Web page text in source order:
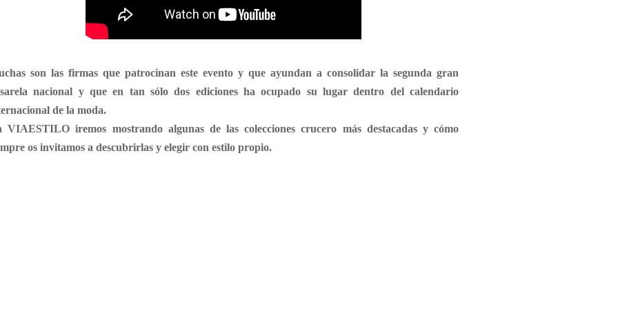
son las firmas que patrocinan este evento y que ayundan a consolidar la segunda gran
nacional y que en tan sólo dos ediciones ha ocupado su lugar dentro del calendario
de la moda.
VIAESTILO iremos mostrando algunas de las colecciones crucero más destacadas y cómo
os invitamos a descubrirlas y elegir con estilo propio.